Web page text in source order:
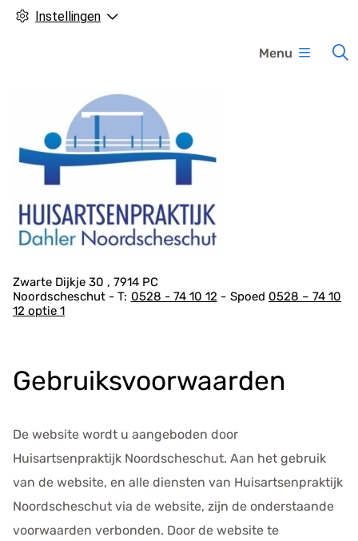
Instellingen
Menu
A
d
r
g
g
e
v
e
n
s
Zwarte Dijkje 30
7914 PC
Noordscheschut
0528 - 74 10 12 Spoed 0528 – 74 10
12 optie 1
Gebruiksvoorwaarden
De website wordt u aangeboden door
Huisartsenpraktijk Noordscheschut. Aan het gebruik
van de website, en alle diensten van Huisartsenpraktijk
Noordscheschut via de website, zijn de onderstaande
voorwaarden verbonden. Door de website te